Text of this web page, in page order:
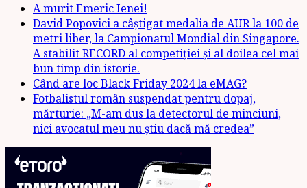
A murit Emeric Ienei!
David Popovici a câștigat medalia de AUR la 100 de
metri liber, la Campionatul Mondial din Singapore.
A stabilit RECORD al competiției și al doilea cel mai
bun timp din istorie.
Când are loc Black Friday 2024 la eMAG?
Fotbalistul român suspendat pentru dopaj,
mărturie: „M-am dus la detectorul de minciuni,
nici avocatul meu nu știu dacă mă credea”